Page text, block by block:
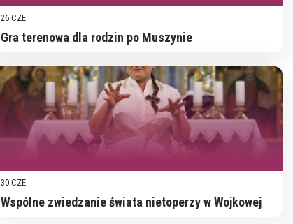
26 CZE
Gra terenowa dla rodzin po Muszynie
30 CZE
Wspólne zwiedzanie świata nietoperzy w Wojkowej